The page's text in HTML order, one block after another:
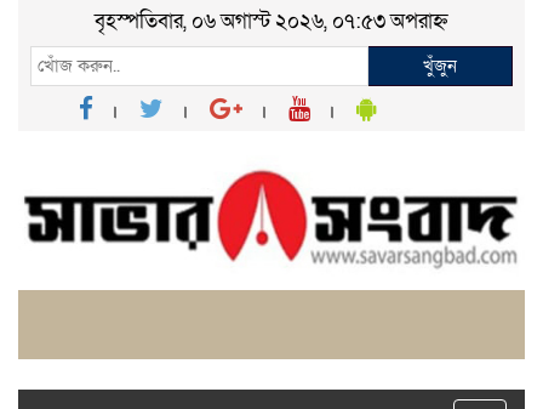
বৃহস্পতিবার, ০৬ অগাস্ট ২০২৬, ০৭:৫৩ অপরাহ্ন
খুঁজুন